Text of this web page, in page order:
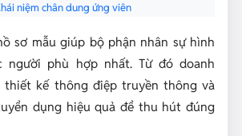
niệm chân dung ứng viên
sơ mẫu giúp bộ phận nhân sự hình
người phù hợp nhất. Từ đó doanh
thiết kế thông điệp truyền thông và
dụng hiệu quả để thu hút đúng